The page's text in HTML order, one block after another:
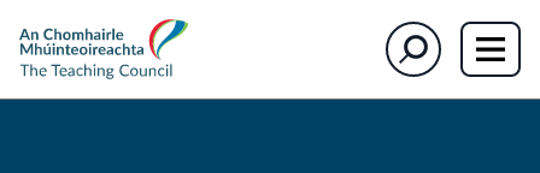
The
Teaching
Council
Cuardaigh